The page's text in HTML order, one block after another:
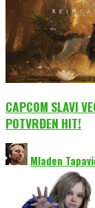
CAPCOM SLAVI
POTVRĐEN HIT!
Mladen